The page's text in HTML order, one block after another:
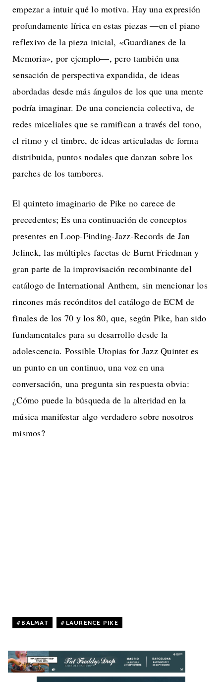
empezar a intuir qué lo motiva. Hay una expresión
profundamente lírica en estas piezas —en el piano
reflexivo de la pieza inicial, «Guardianes de la
Memoria», por ejemplo—, pero también una
sensación de perspectiva expandida, de ideas
abordadas desde más ángulos de los que una mente
podría imaginar. De una conciencia colectiva, de
redes miceliales que se ramifican a través del tono,
el ritmo y el timbre, de ideas articuladas de forma
distribuida, puntos nodales que danzan sobre los
parches de los tambores.
El quinteto imaginario de Pike no carece de
precedentes; Es una continuación de conceptos
presentes en Loop-Finding-Jazz-Records de Jan
Jelinek, las múltiples facetas de Burnt Friedman y
gran parte de la improvisación recombinante del
catálogo de International Anthem, sin mencionar los
rincones más recónditos del catálogo de ECM de
finales de los 70 y los 80, que, según Pike, han sido
fundamentales para su desarrollo desde la
adolescencia. Possible Utopias for Jazz Quintet es
un punto en un continuo, una voz en una
conversación, una pregunta sin respuesta obvia:
¿Cómo puede la búsqueda de la alteridad en la
música manifestar algo verdadero sobre nosotros
mismos?
BALMAT LAURENCE PIKE